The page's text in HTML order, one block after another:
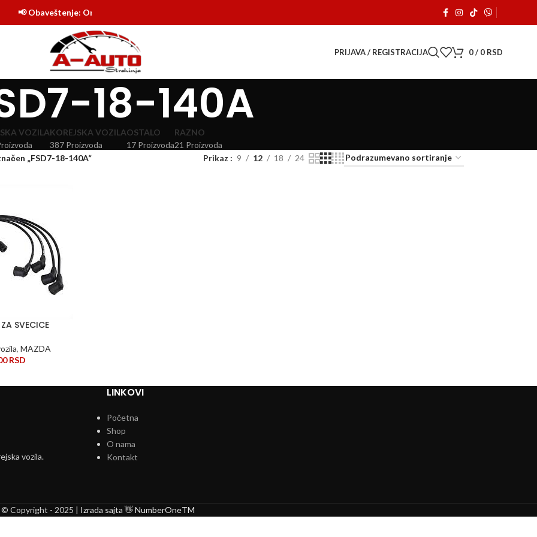
📢 Obaveštenje: Online shop Auto delovi Strahinja je počeo sa radom. 🚗
PRIJAVA / REGISTRACIJA 0/ 0 RSD
18-140A
VOZILAKOREJSKA VOZILA
387 Proizvoda
OSTALO
17 Proizvoda
RAZNO
21 Proizvoda
„FSD7-18-140A“ Prikaz 9 12 18 24
SVECICE
,MAZDA
RSD
vozila.
LINKOVI
Početna
Shop
O nama
Kontakt
© Copyright - 2025 | Izrada sajta 👋 NumberOneTM